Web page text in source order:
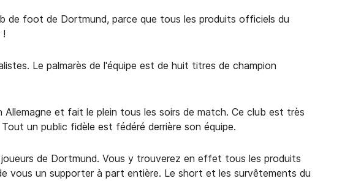
de foot de Dortmund, parce que tous les produits officiels du
!
Le palmarès de l'équipe est de huit titres de champion
et fait le plein tous les soirs de match. Ce club est très
un public fidèle est fédéré derrière son équipe.
de Dortmund. Vous y trouverez en effet tous les produits
vous un supporter à part entière. Le short et les survêtements du